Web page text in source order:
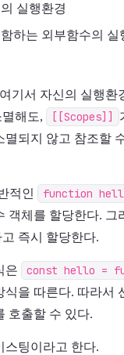
실행환경
하는 외부함수의 실
기서 자신의 실행환
해도,
[[Scopes]]
멸되지 않고 참조할
적인 function
객체를 할당한다. 그
즉시 할당한다.
은 const hello =
식을 따른다. 따라서
호출할 수 있다.
스팅이라고 한다.